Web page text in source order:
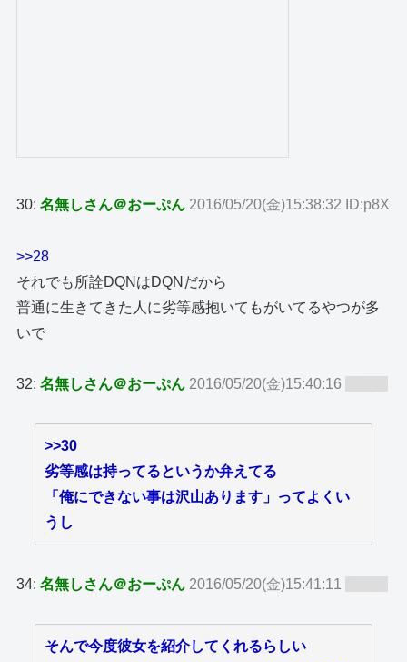
30:名無しさん＠おーぷん 2016/05/20(金)15:38:32 ID:p8X
>>28
それでも所詮DQNはDQNだから
普通に生きてきた人に劣等感抱いてもがいてるやつが多
いで
32:名無しさん＠おーぷん 2016/05/20(金)15:40:16
>>30
劣等感は持ってるというか弁えてる
「俺にできない事は沢山あります」ってよくい
うし
34:名無しさん＠おーぷん 2016/05/20(金)15:41:11
そんで今度彼女を紹介してくれるらしい